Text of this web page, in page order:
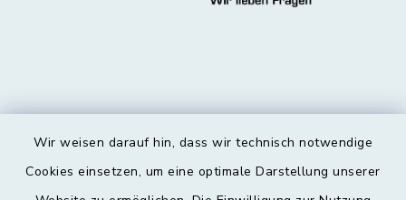
Wir weisen darauf hin, dass wir technisch notwendige
Cookies einsetzen, um eine optimale Darstellung unserer
Kontakt